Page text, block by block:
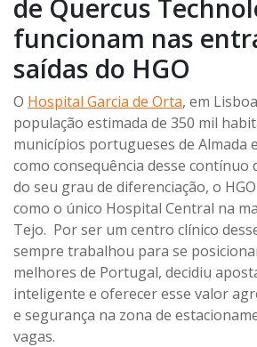
de Quercus
funcionam nas
saídas do HGO
O Hospital Garcia de Orta, em
população estimada de 350 mil
municípios portugueses de Almada
como consequência desse contínuo
do seu grau de diferenciação, o
como o único Hospital Central na
Tejo. Por ser um centro clínico
sempre trabalhou para se
melhores de Portugal, decidiu
inteligente e oferecer esse valor
e segurança na zona de
vagas.